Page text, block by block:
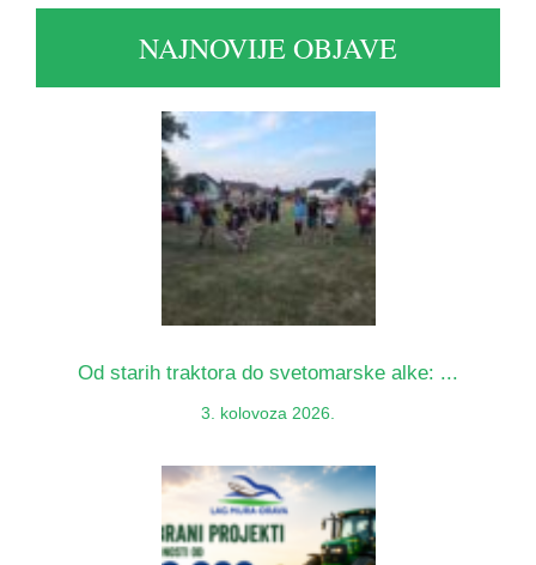
NAJNOVIJE OBJAVE
Od starih traktora do svetomarske alke: ...
3. kolovoza 2026.